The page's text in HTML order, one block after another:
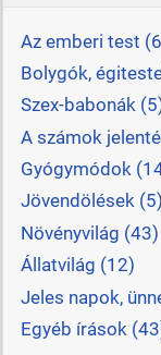
Az emberi test
Bolygók,
Szex-babonák
A számok
Gyógymódok
Jövendölések (5)
Növényvilág (43)
Állatvilág (12)
Jeles napok,
Egyéb írások